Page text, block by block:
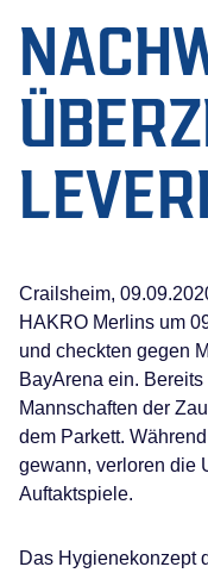
Crailsheim,
HAKRO Merlins um
und checkten gegen
BayArena ein.
Mannschaften der
dem Parkett.
gewann, verloren die
Auftaktspiele.
Das Hygienekonzept